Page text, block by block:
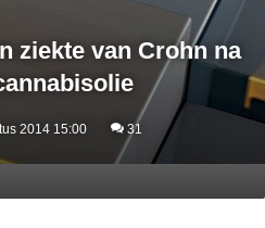
ziekte van Crohn na
2014 15:00 31